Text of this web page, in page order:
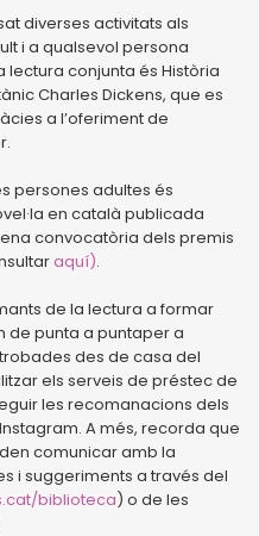
diverses activitats als
i a qualsevol persona
lectura conjunta és Història
Charles Dickens, que es
a l’oferiment de
persones adultes és
en català publicada
convocatòria dels premis
aquí).
de la lectura a formar
de punta a puntaper a
des de casa del
els serveis de préstec de
les recomanacions dels
A més, recorda que
comunicar amb la
i suggeriments a través del
biblioteca) o de les